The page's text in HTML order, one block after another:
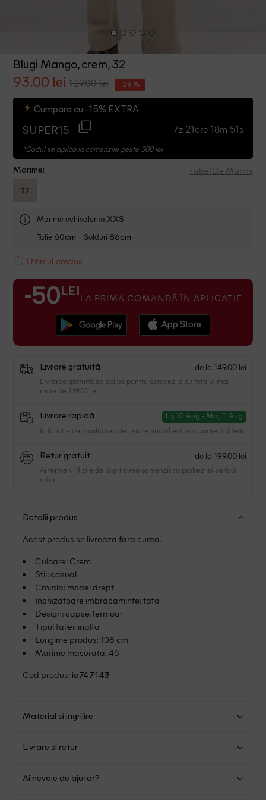
Blugi Mango, crem, 32
93.00 lei 129.00 lei -28 %
Cumpara cu -15% EXTRA
SUPER15 7z 21ore 18m 50s
*Codul se aplica la comenzile peste 300 lei
Marime: Tabel De Marimi
32
Marime echivalenta XXS
Talie 60cm Solduri 86cm
Ultimul produs
-50 LEI LA PRIMA COMANDĂ ÎN APLICAȚIE
Livrare gratuită de la 149.00 lei
Livrarea gratuită se aplica pentru comenzile cu totalul mai
mare de 149.00 lei
Livrare rapidă Lu, 10 Aug - Ma, 11 Aug
In functie de localitatea de livrare timpul estimat poate fi diferit.
Retur gratuit de la 199.00 lei
Ai termen 14 zile de la primirea comenzii sa probezi si sa faci
retur.
Detalii produs
Acest produs se livreaza fara curea.
Culoare: Crem
Stil: casual
Croiala: model drept
Inchizatoare imbracaminte: fata
Design: capse, fermoar
Tipul taliei: inalta
Lungime produs: 108 cm
Marime masurata: 46
Cod produs: ia747143
Material si ingrijire
Nu folositi inalbitor
Nu uscati in uscator
Livrare si retur
mare de 149.00 lei.
Ai nevoie de ajutor?